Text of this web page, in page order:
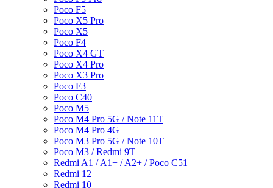
Poco F5
Poco X5 Pro
Poco X5
Poco F4
Poco X4 GT
Poco X4 Pro
Poco X3 Pro
Poco F3
Poco C40
Poco M5
Poco M4 Pro 5G / Note 11T
Poco M4 Pro 4G
Poco M3 Pro 5G / Note 10T
Poco M3 / Redmi 9T
Redmi A1 / A1+ / A2+ / Poco C51
Redmi 12
Redmi 10